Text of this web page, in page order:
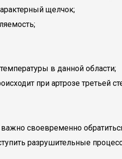
щелчок;
в данной области;
при артрозе третьей
важно своевременно
разрушительные